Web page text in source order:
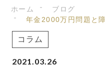
ホーム
ブログ
年金2000万円問題と
コラム
2021.03.26